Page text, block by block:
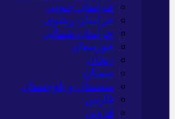
خراسان جنوبی
خراسان رضوی
خراسان شمالی
خوزستان
زنجان
سمنان
سیستان و بلوچستان
فارس
قزوین